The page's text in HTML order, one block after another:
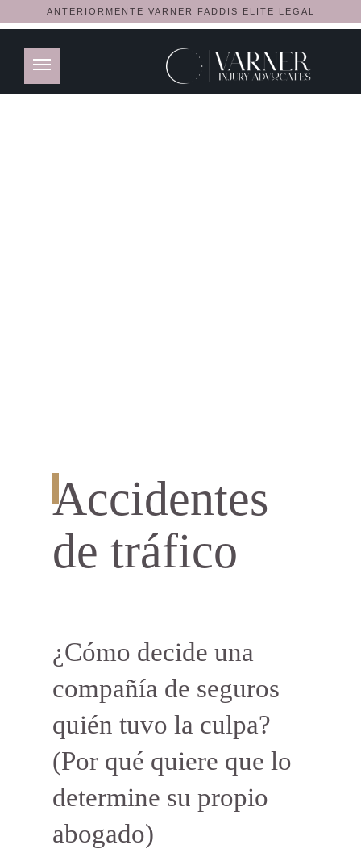
ANTERIORMENTE VARNER FADDIS ELITE LEGAL
Accidentes
de tráfico
¿Cómo decide una
compañía de seguros
quién tuvo la culpa?
(Por qué quiere que lo
determine su propio
abogado)